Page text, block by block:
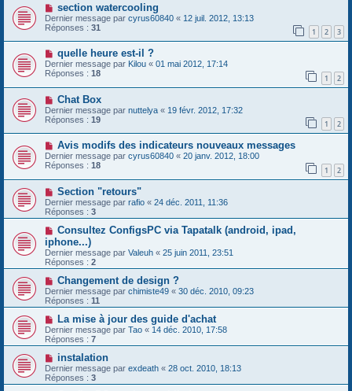
section watercooling
Dernier message par cyrus60840 « 12 juil. 2012, 13:13
Réponses : 31 1 2 3
quelle heure est-il ?
Dernier message par Kilou « 01 mai 2012, 17:14
Réponses : 18 1 2
Chat Box
Dernier message par nuttelya « 19 févr. 2012, 17:32
Réponses : 19 1 2
Avis modifs des indicateurs nouveaux messages
Dernier message par cyrus60840 « 20 janv. 2012, 18:00
Réponses : 18 1 2
Section "retours"
Dernier message par rafio « 24 déc. 2011, 11:36
Réponses : 3
Consultez ConfigsPC via Tapatalk (android, ipad,
iphone...)
Dernier message par Valeuh « 25 juin 2011, 23:51
Réponses : 2
Changement de design ?
Dernier message par chimiste49 « 30 déc. 2010, 09:23
Réponses : 11
La mise à jour des guide d'achat
Dernier message par Tao « 14 déc. 2010, 17:58
Réponses : 7
instalation
Dernier message par exdeath « 28 oct. 2010, 18:13
Réponses : 3